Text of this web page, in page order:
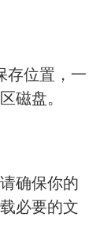
存位置，一
磁盘。
确保你的
必要的文